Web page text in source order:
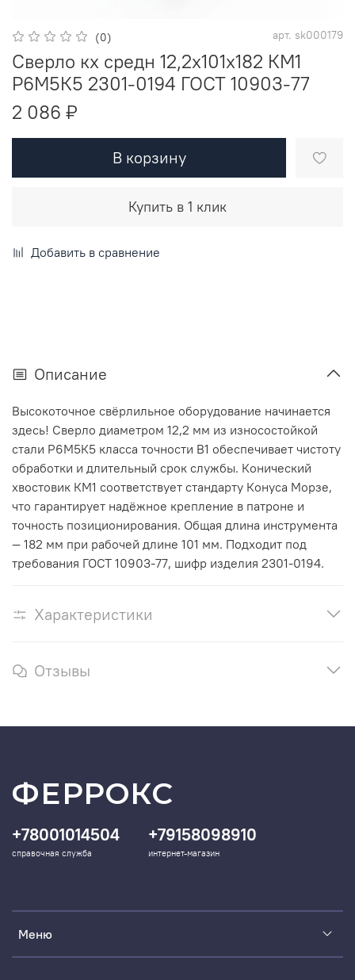
(0) арт. sk000179
Сверло кх средн 12,2х101х182 КМ1
Р6М5К5 2301-0194 ГОСТ 10903-77
2 086 ₽
В корзину
Купить в 1 клик
Добавить в сравнение
Описание
Высокоточное свёрлильное оборудование начинается
здесь! Сверло диаметром 12,2 мм из износостойкой
стали Р6М5К5 класса точности В1 обеспечивает чистоту
обработки и длительный срок службы. Конический
хвостовик КМ1 соответствует стандарту Конуса Морзе,
что гарантирует надёжное крепление в патроне и
точность позиционирования. Общая длина инструмента
— 182 мм при рабочей длине 101 мм. Подходит под
требования ГОСТ 10903-77, шифр изделия 2301-0194.
Характеристики
Отзывы
Меню
+78001014504
справочная служба
+79158098910
интернет-магазин
ФЕРРОКС